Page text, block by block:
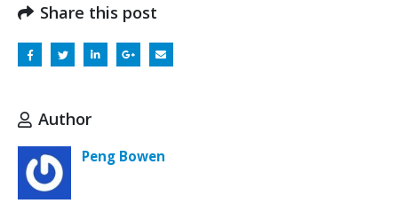
Share this post
Author
Peng Bowen